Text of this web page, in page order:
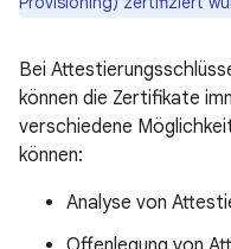
Bei
können die Zertifikate
verschiedene
können:
Analyse von